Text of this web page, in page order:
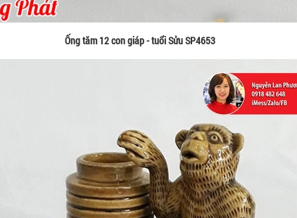
Ống tăm 12 con giáp - tuổi Sửu SP4653